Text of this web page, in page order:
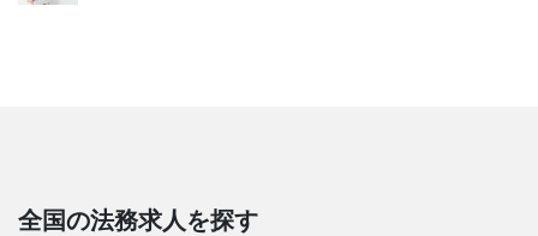
全国の法務求人を探す